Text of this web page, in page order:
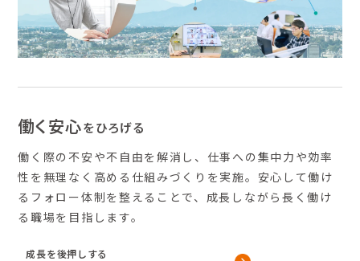
働く安心をひろげる
働く際の不安や不自由を解消し、仕事への集中力や効率
性を無理なく高める仕組みづくりを実施。安心して働け
るフォロー体制を整えることで、成長しながら長く働け
る職場を目指します。
成長を後押しする